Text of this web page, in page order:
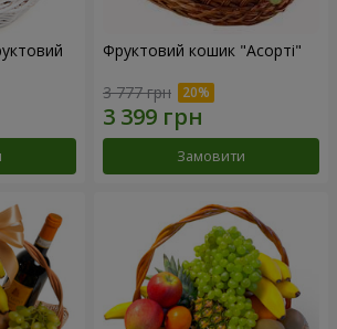
Фруктовий кошик "Асорті"
3 777 грн
Замовити